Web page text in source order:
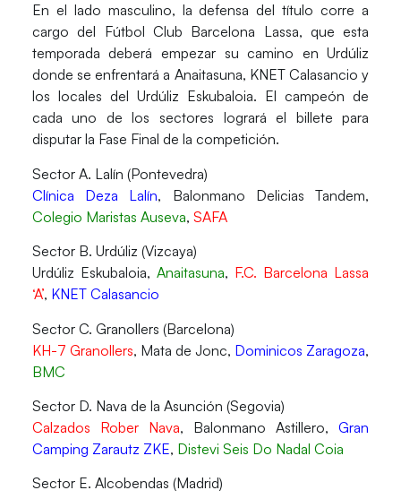
En el lado masculino, la defensa del título corre a
cargo del Fútbol Club Barcelona Lassa, que esta
temporada deberá empezar su camino en Urdúliz
donde se enfrentará a Anaitasuna, KNET Calasancio y
los locales del Urdúliz Eskubaloia. El campeón de
cada uno de los sectores logrará el billete para
disputar la Fase Final de la competición.
Sector A. Lalín (Pontevedra)
Clínica Deza Lalín, Balonmano Delicias Tandem,
Colegio Maristas Auseva, SAFA
Sector B. Urdúliz (Vizcaya)
Urdúliz Eskubaloia, Anaitasuna, F.C. Barcelona Lassa
‘A’, KNET Calasancio
Sector C. Granollers (Barcelona)
KH-7 Granollers, Mata de Jonc, Dominicos Zaragoza,
BMC
Sector D. Nava de la Asunción (Segovia)
Calzados Rober Nava, Balonmano Astillero,Gran
Camping Zarautz ZKE, Distevi Seis Do Nadal Coia
Sector E. Alcobendas (Madrid)